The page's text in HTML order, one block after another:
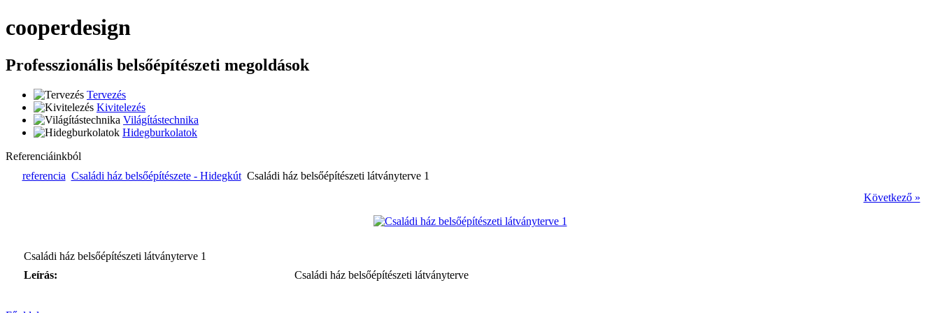
cooperdesign
Professzionális belsőépítészeti megoldások
Tervezés
Kivitelezés
Világítástechnika
Hidegburkolatok
Referenciáinkból
referencia Családi ház belsőépítészete - Hidegkút Családi ház belsőépítészeti látványterve 1
Következő »
Családi ház belsőépítészeti látványterve 1
Leírás:
Családi ház belsőépítészeti látványterve